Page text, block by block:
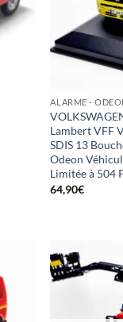
ALARME -
Lambert VFF
SDIS 13
Odeon
Limitée à 504
64,90€